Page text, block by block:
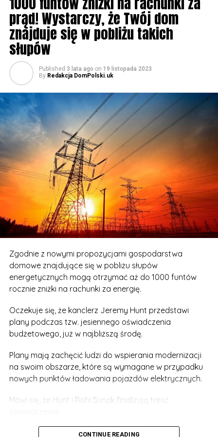
prąd! Wystarczy, że Twój dom
znajduje się w pobliżu takich
słupów
Published 3 lata ago on 19 listopada 2023
By Redakcja DomPolski.uk
Zgodnie z nowymi propozycjami gospodarstwa
domowe znajdujące się w pobliżu słupów
energetycznych mogą otrzymać aż do 1000 funtów
rocznie zniżki na rachunki za energię.
Oczekuje się, że kanclerz Jeremy Hunt przedstawi
plany podczas tzw. jesiennego oświadczenia
budżetowego, już w najbliższą środę.
Plany mają zachęcić ludzi do wspierania modernizacji
na swoim obszarze, które są wymagane w przypadku
nowych punktów ładowania pojazdów elektrycznych.
Mówi się, że Hunt i Rishi Sunak finalizują treść
Rzecznik rządu powiedział: „Przyspieszając system
CONTINUE READING